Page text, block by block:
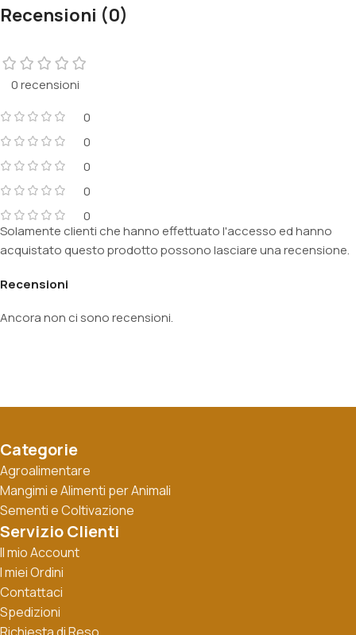
Recensioni (0)
0 recensioni
0
0
0
0
0
Recensioni
Ancora non ci sono recensioni.
Solamente clienti che hanno effettuato l'accesso ed hanno
acquistato questo prodotto possono lasciare una recensione.
Categorie
Agroalimentare
Mangimi e Alimenti per Animali
Sementi e Coltivazione
Servizio Clienti
Il mio Account
I miei Ordini
Contattaci
Spedizioni